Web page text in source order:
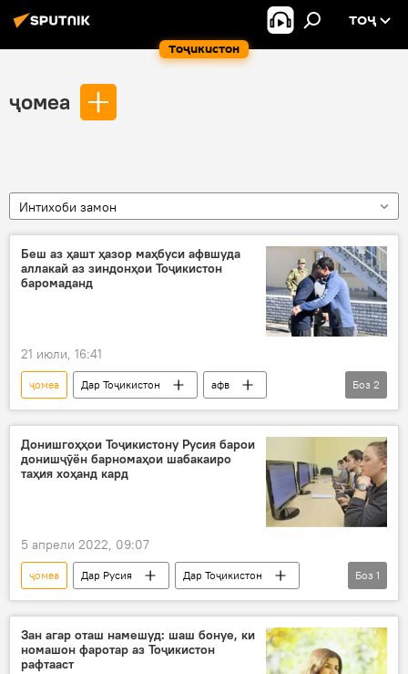
Тоҷикистон
ТОҶ
ҷомеа
Интихоби замон
Беш аз ҳашт ҳазор маҳбуси афвшуда
аллакай аз зиндонҳои Тоҷикистон
баромаданд
21 июли, 16:41
ҷомеа Дар Тоҷикистон
афв
қонун
зиндон истиқлол
Боз 2
Донишгоҳҳои Тоҷикистону Русия барои
донишҷӯён барномаҳои шабакаиро
таҳия хоҳанд кард
5 апрели 2022, 09:07
ҷомеа Дар Русия
Дар Тоҷикистон
Маориф
Боз 1
Зан агар оташ намешуд: шаш бонуе, ки
номашон фаротар аз Тоҷикистон
рафтааст